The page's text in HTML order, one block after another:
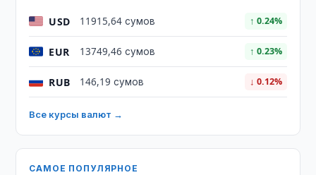
USD 11915,64 сумов ↑ 0.24%
EUR 13749,46 сумов ↑ 0.23%
RUB 146,19 сумов ↓ 0.12%
Все курсы валют →
САМОЕ ПОПУЛЯРНОЕ